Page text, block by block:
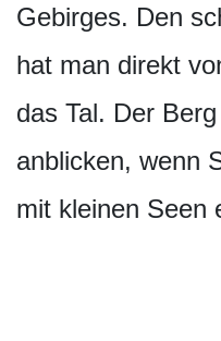
Gebirges. Den
hat man direkt
das Tal. Der
anblicken, wenn
mit kleinen Seen